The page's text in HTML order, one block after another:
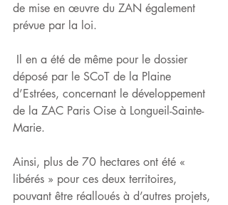
de mise en œuvre du ZAN également
prévue par la loi.
Il en a été de même pour le dossier
déposé par le SCoT de la Plaine
d’Estrées, concernant le développement
de la ZAC Paris Oise à Longueil-Sainte-
Marie.
Ainsi, plus de 70 hectares ont été «
libérés » pour ces deux territoires,
pouvant être réalloués à d’autres projets,